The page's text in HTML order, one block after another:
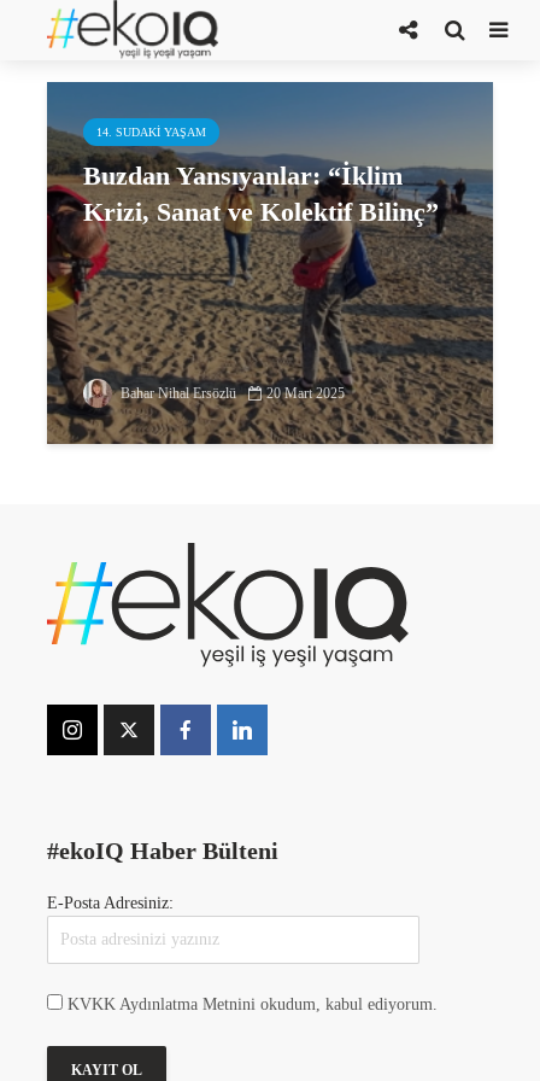
doğanın sömürüsü
14. SUDAKI YAŞAM
Buzdan Yansıyanlar: “İklim
Krizi, Sanat ve Kolektif Bilinç”
Bahar Nihal Ersözlü 20 Mart 2025
#ekoIQ Haber Bülteni
E-Posta Adresiniz:
KVKK Aydınlatma Metnini okudum, kabul ediyorum.